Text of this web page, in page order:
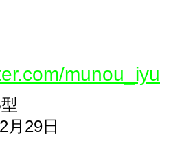
munou_iyu
月29日